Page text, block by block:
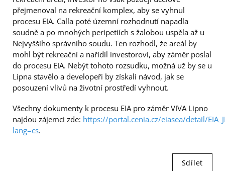
přejmenoval na rekreační komplex, aby se vyhnul
procesu EIA. Calla poté územní rozhodnutí napadla
soudně a po mnohých peripetiích s žalobou uspěla až u
Nejvyššího správního soudu. Ten rozhodl, že areál by
mohl být rekreační a nařídil investorovi, aby záměr poslal
do procesu EIA. Nebýt tohoto rozsudku, možná už by se u
Lipna stavělo a developeři by získali návod, jak se
posouzení vlivů na životní prostředí vyhnout.
Všechny dokumenty k procesu EIA pro záměr VIVA Lipno
najdou zájemci zde: https://portal.cenia.cz/eiasea/detail/
lang=cs.
Sdílet